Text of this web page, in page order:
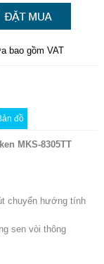
bao gồm VAT
đồ
MKS-8305TT
chuyển hướng tính
sen vòi thông